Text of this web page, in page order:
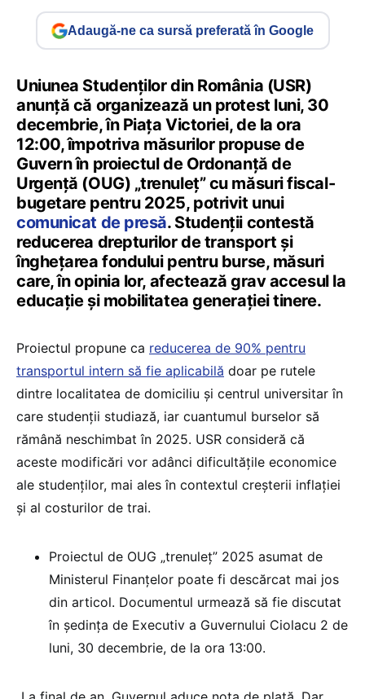
Adaugă-ne ca sursă preferată în Google
Uniunea Studenților din România (USR)
anunță că organizează un protest luni, 30
decembrie, în Piața Victoriei, de la ora
12:00, împotriva măsurilor propuse de
Guvern în proiectul de Ordonanță de
Urgență (OUG) „trenuleț” cu măsuri fiscal-
bugetare pentru 2025, potrivit unui
comunicat de presă. Studenții contestă
reducerea drepturilor de transport și
înghețarea fondului pentru burse, măsuri
care, în opinia lor, afectează grav accesul la
educație și mobilitatea generației tinere.
Proiectul propune ca reducerea de 90% pentru
transportul intern să fie aplicabilă doar pe rutele
dintre localitatea de domiciliu și centrul universitar în
care studenții studiază, iar cuantumul burselor să
rămână neschimbat în 2025. USR consideră că
aceste modificări vor adânci dificultățile economice
ale studenților, mai ales în contextul creșterii inflației
și al costurilor de trai.
Proiectul de OUG „trenuleț” 2025 asumat de
Ministerul Finanțelor poate fi descărcat mai jos
din articol. Documentul urmează să fie discutat
în ședința de Executiv a Guvernului Ciolacu 2 de
luni, 30 decembrie, de la ora 13:00.